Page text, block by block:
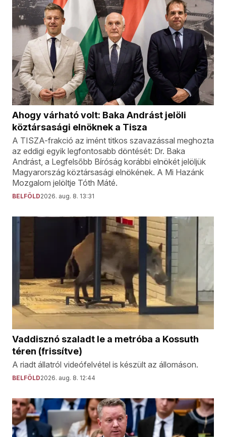
Ahogy várható volt: Baka Andrást jelöli
köztársasági elnöknek a Tisza
A TISZA-frakció az imént titkos szavazással meghozta
az eddigi egyik legfontosabb döntését: Dr. Baka
Andrást, a Legfelsőbb Bíróság korábbi elnökét jelöljük
Magyarország köztársasági elnökének. A Mi Hazánk
Mozgalom jelöltje Tóth Máté.
BELFÖLD2026. aug. 8. 13:31
Vaddisznó szaladt le a metróba a Kossuth
téren (frissítve)
A riadt állatról videófelvétel is készült az állomáson.
BELFÖLD2026. aug. 8. 12:44